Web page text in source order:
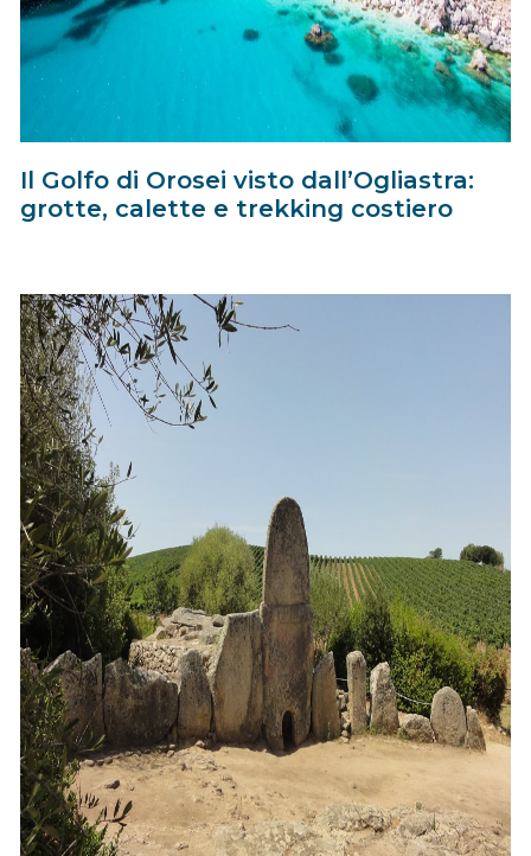
Il Golfo di Orosei visto dall’Ogliastra:
grotte, calette e trekking costiero